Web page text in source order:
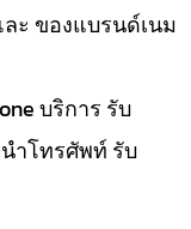
ะ ของแบรนด์เนม
บริการ รับ
ำโทรศัพท์ รับ